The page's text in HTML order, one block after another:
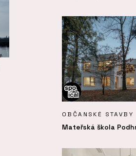
OBČANSKÉ STAVBY
Mateřská škola